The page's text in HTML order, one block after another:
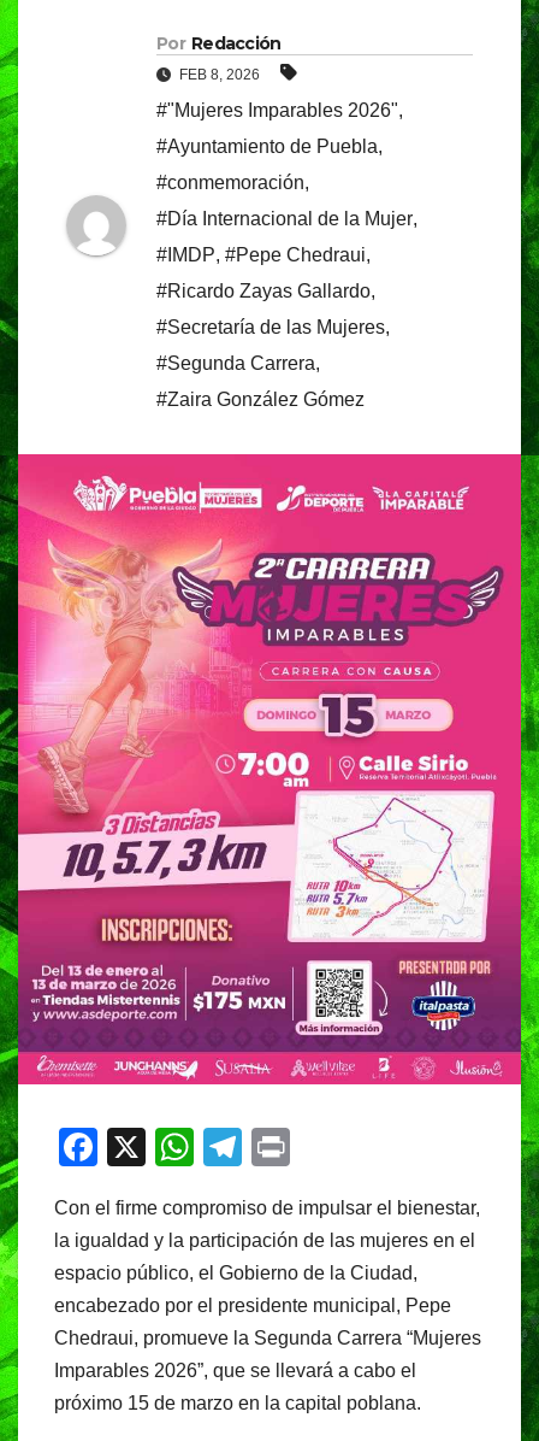
Por Redacción
FEB 8, 2026
#"Mujeres Imparables 2026",
#Ayuntamiento de Puebla,
#conmemoración,
#Día Internacional de la Mujer,
#IMDP, #Pepe Chedraui,
#Ricardo Zayas Gallardo,
#Secretaría de las Mujeres,
#Segunda Carrera,
#Zaira González Gómez
F
c
e
b
o
o
k
X
W
at
s
A
p
p
T
e
gr
a
m
t
Con el firme compromiso de impulsar el bienestar,
la igualdad y la participación de las mujeres en el
espacio público, el Gobierno de la Ciudad,
encabezado por el presidente municipal, Pepe
Chedraui, promueve la Segunda Carrera “Mujeres
Imparables 2026”, que se llevará a cabo el
próximo 15 de marzo en la capital poblana.